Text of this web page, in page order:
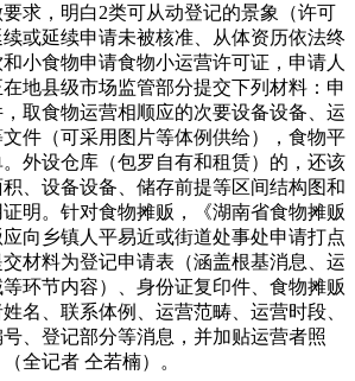
求，明白2类可从动登记的景象（许可
或延续申请未被核准、从体资历依法终
小食物申请食物小运营许可证，申请人
地县级市场监管部分提交下列材料：申
取食物运营相顺应的次要设备设备、运
件（可采用图片等体例供给），食物平
外设仓库（包罗自有和租赁）的，还该
、设备设备、储存前提等区间结构图和
明。针对食物摊贩，《湖南省食物摊贩
向乡镇人平易近或街道处事处申请打点
材料为登记申请表（涵盖根基消息、运
环节内容）、身份证复印件、食物摊贩
名、联系体例、运营范畴、运营时段、
、登记部分等消息，并加贴运营者照
全记者 仝若楠）。